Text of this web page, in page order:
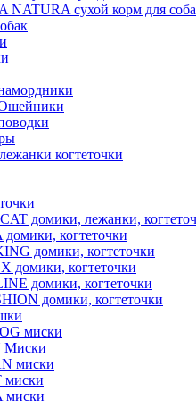
NATURA сухой корм для
когтеточки
домики, лежанки,
когтеточки
домики, когтеточки
домики, когтеточки
домики, когтеточки
домики, когтеточки
миски
Миски
миски
миски
миски